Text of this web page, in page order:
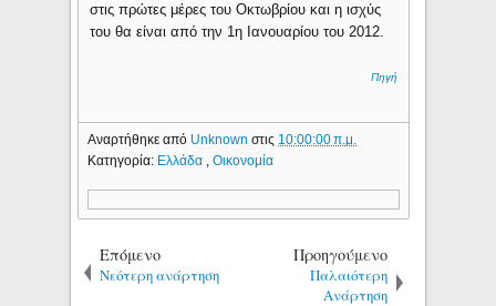
στις πρώτες μέρες του Οκτωβρίου και η ισχύς
του θα είναι από την 1η Ιανουαρίου του 2012.
Πηγή
Αναρτήθηκε από Unknownστις 10:00:00 π.μ.
Κατηγορία: Ελλάδα ,Οικονομία
Επόμενο
Νεότερη ανάρτηση
Προηγούμενο
Παλαιότερη
Ανάρτηση